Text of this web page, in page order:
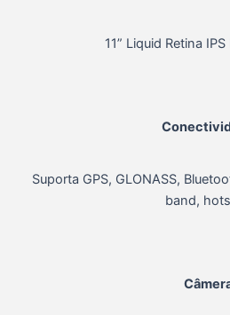
11” Liquid Retina
Suporta GPS, GLONASS,
band,